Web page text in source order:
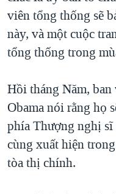
KHOA HỌC
SỨC KHOẺ
VĂN HOÁ
GIÁO DỤC
NGÀY TỊ NẠN THẾ
TRỊNH VĨNH BÌNH -
CHI PHÍ CHIẾN
CÁC GIÁ TRỊ CỘNG
THƯỢNG ĐỈNH
TRỊNH VĨNH BÌNH VS.
Ngôn ngữ khác
viên tổng thống sẽ
này, và một cuộc
tổng thống trong
Hồi tháng Năm,
Obama nói rằng họ
phía Thượng nghị
cùng xuất hiện
tòa thị chính.